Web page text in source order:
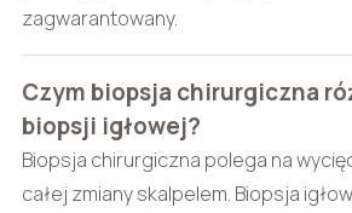
zagwarantowany.
Czym biopsja chirurgiczna
biopsji igłowej?
Biopsja chirurgiczna polega na
całej zmiany skalpelem. Biopsja